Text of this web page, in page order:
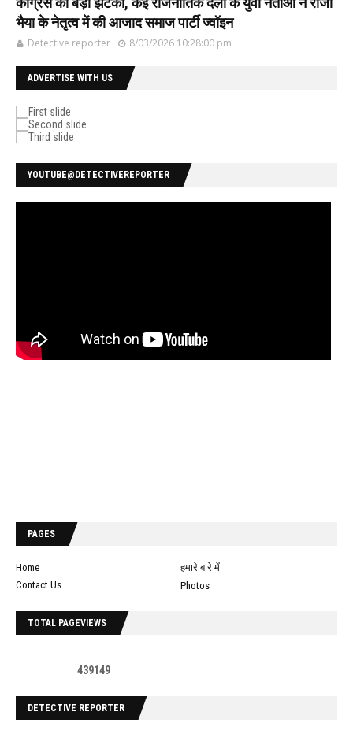
भैया के नेतृत्व में की आजाद समाज पार्टी ज्वॉइन
Detective reporter 8/03/2026 10:28:00 pm
ADVERTISE WITH US
YOUTUBE@DETECTIVEREPORTER
PAGES
Home
हमारे बारे में
Contact Us
Photos
TOTAL PAGEVIEWS
439149
DETECTIVE REPORTER